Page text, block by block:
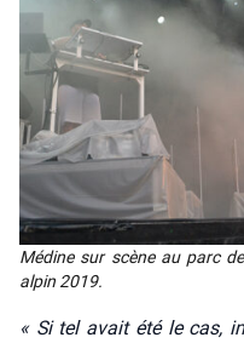
Médine sur scène au parc
alpin 2019.
« Si tel avait été le cas,